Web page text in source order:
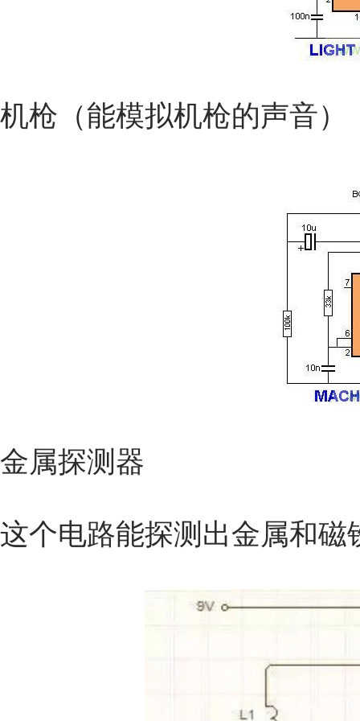
机枪（能模拟机枪的声音）
金属探测器
这个电路能探测出金属和磁